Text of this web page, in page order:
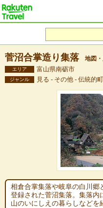
菅沼合掌造り集落 地図
エリア 富山県南砺市
ジャンル 見る - その他 - 伝統的
相倉合掌集落や岐阜の白川郷
登録された菅沼集落。集落内
山のいにしえの暮らしなどを